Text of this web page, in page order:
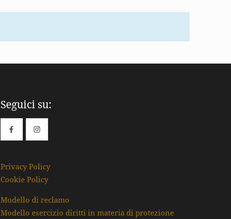
Seguici su:
Privacy Policy
Cookie Policy
Modello di reclamo
Modello esercizio diritti in materia di protezione